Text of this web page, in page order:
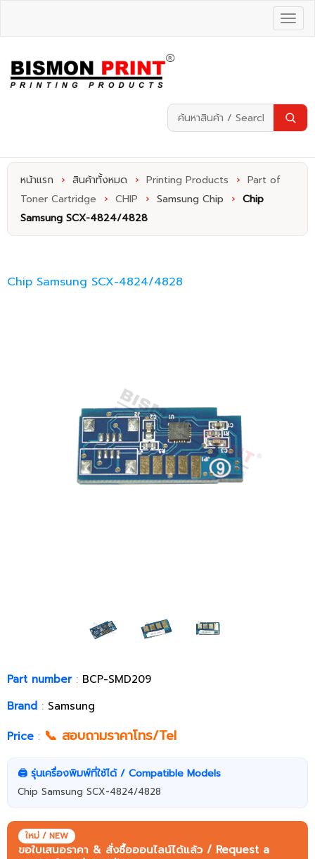
หน้าแรก › สินค้าทั้งหมด › Printing Products › Part of
Toner Cartridge
› CHIP › Samsung Chip › Chip
Samsung SCX-4824/4828
Chip Samsung SCX-4824/4828
Part number: BCP-SMD209
Brand : Samsung
Price : 📞 สอบถามราคาโทร/Tel
🖨️ รุ่นเครื่องพิมพ์ที่ใช้ได้ / Compatible Models
Chip Samsung SCX-4824/4828
ใหม่ / NEW
ขอใบเสนอราคา & สั่งซื้อออนไลน์ได้แล้ว / Request a